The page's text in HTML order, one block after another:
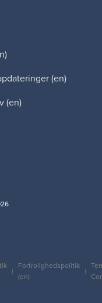
(en)
(en)
Fortrolighedspolitik
(en)